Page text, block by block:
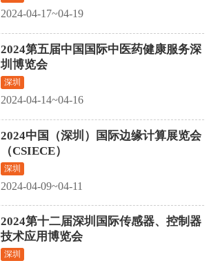
2024-04-17~04-19
2024第五届中国国际中医药健康服务深
圳博览会
深圳
2024-04-14~04-16
2024中国（深圳）国际边缘计算展览会
（CSIECE）
深圳
2024-04-09~04-11
2024第十二届深圳国际传感器、控制器
技术应用博览会
深圳